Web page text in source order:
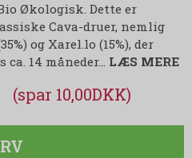
Økologisk. Dette er
Cava-druer, nemlig
og Xarel.lo (15%), der
14 måneder… LÆS MERE
(spar 10,00DKK)